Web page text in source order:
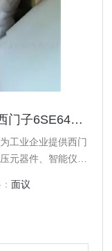
采购6SE64202AD255CA1购买西门子6SE64202AD255CA1代理商
工业企业提供西门
元器件、智能仪表
您好本公司专业
门子自动化控制、
表等电气控制、传
产品
面议